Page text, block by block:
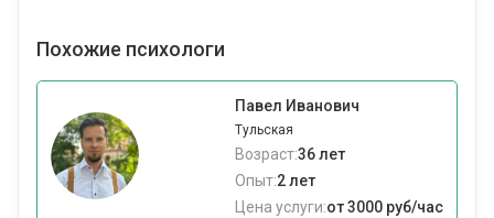
Похожие психологи
Павел Иванович
Тульская
Возраст:36 лет
Опыт:2 лет
Цена услуги:от 3000 руб/час